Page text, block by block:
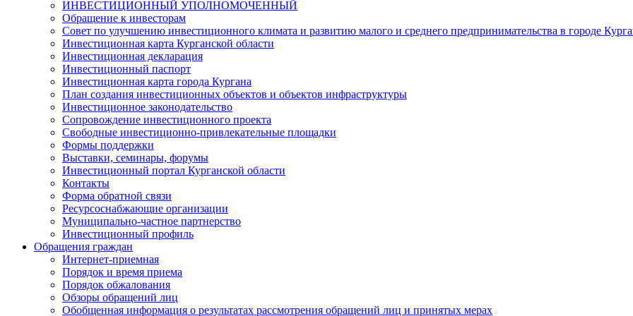
ИНВЕСТИЦИОННЫЙ УПОЛНОМОЧЕННЫЙ
Обращение к инвесторам
Совет по улучшению инвестиционного климата и развитию малого и среднего предпринимательства в городе
Инвестиционная карта Курганской области
Инвестиционная декларация
Инвестиционный паспорт
Инвестиционная карта города Кургана
План создания инвестиционных объектов и объектов инфраструктуры
Инвестиционное законодательство
Сопровождение инвестиционного проекта
Свободные инвестиционно-привлекательные площадки
Формы поддержки
Выставки, семинары, форумы
Инвестиционный портал Курганской области
Контакты
Форма обратной связи
Ресурсоснабжающие организации
Муниципально-частное партнерство
Инвестиционный профиль
Обращения граждан
Интернет-приемная
Порядок и время приема
Порядок обжалования
Обзоры обращений лиц
Обобщенная информация о результатах рассмотрения обращений лиц и принятых мерах